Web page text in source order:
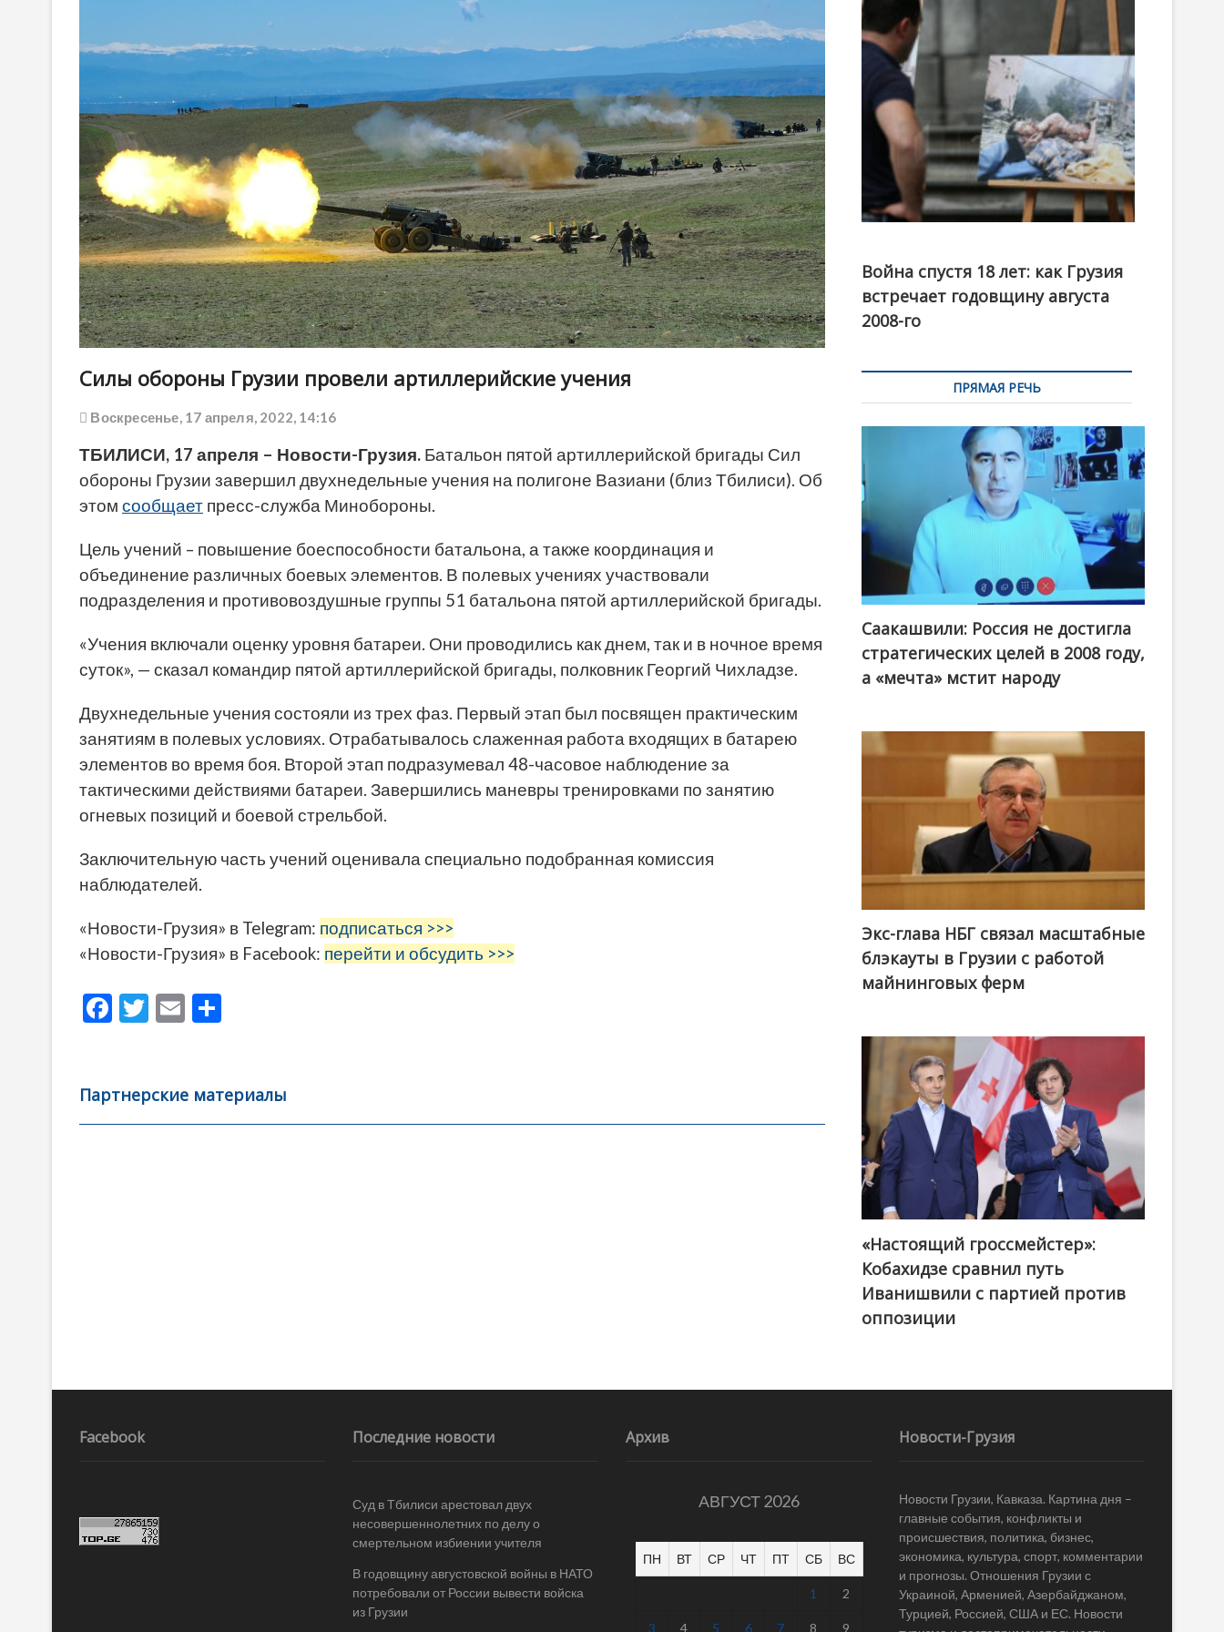
o
n
Силы обороны Грузии провели артиллерийские учения
Воскресенье, 17 апреля, 2022, 14:16
ТБИЛИСИ, 17 апреля – Новости-Грузия. Батальон пятой артиллерийской бригады Сил
обороны Грузии завершил двухнедельные учения на полигоне Вазиани (близ Тбилиси). Об
этом сообщает пресс-служба Минобороны.
Цель учений – повышение боеспособности батальона, а также координация и
объединение различных боевых элементов. В полевых учениях участвовали
подразделения и противовоздушные группы 51 батальона пятой артиллерийской бригады.
«Учения включали оценку уровня батареи. Они проводились как днем, так и в ночное время
суток», — сказал командир пятой артиллерийской бригады, полковник Георгий Чихладзе.
Двухнедельные учения состояли из трех фаз. Первый этап был посвящен практическим
занятиям в полевых условиях. Отрабатывалось слаженная работа входящих в батарею
элементов во время боя. Второй этап подразумевал 48-часовое наблюдение за
тактическими действиями батареи. Завершились маневры тренировками по занятию
огневых позиций и боевой стрельбой.
Заключительную часть учений оценивала специально подобранная комиссия
наблюдателей.
«Новости-Грузия» в Telegram: подписаться >>>
«Новости-Грузия» в Facebook: перейти и обсудить >>>
F
b
o
T
er
E
l
а
в
Партнерские материалы
канал
Война спустя 18 лет: как Грузия
встречает годовщину августа
2008-го
ПРЯМАЯ РЕЧЬ
Саакашвили: Россия не достигла
стратегических целей в 2008 году,
а «мечта» мстит народу
Экс-глава НБГ связал масштабные
блэкауты в Грузии с работой
майнинговых ферм
@ქართული ოცნება / Georgian Dream
«Настоящий гроссмейстер»:
Кобахидзе сравнил путь
Иванишвили с партией против
оппозиции
Facebook Последние новости
Суд в Тбилиси арестовал двух
несовершеннолетних по делу о
смертельном избиении учителя
В годовщину августовской войны в НАТО
потребовали от России вывести войска
из Грузии
Архив
АВГУСТ 2026
ПН ВТ СР ЧТ ПТ СБ ВС
1 2
3 4 5 6 7 8 9
Новости-Грузия
Новости Грузии, Кавказа. Картина дня –
главные события, конфликты и
происшествия, политика, бизнес,
экономика, культура, спорт, комментарии
и прогнозы. Отношения Грузии с
Украиной, Арменией, Азербайджаном,
Турцией, Россией, США и ЕС. Новости